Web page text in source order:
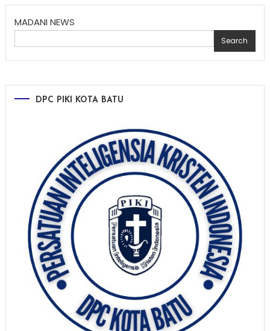
MADANI NEWS
Search
DPC PIKI KOTA BATU